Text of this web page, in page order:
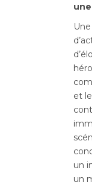
et
un
un